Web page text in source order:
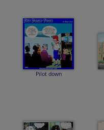
Pilot down